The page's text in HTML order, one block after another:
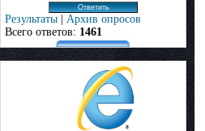
Результаты | Архив опросов
Всего ответов: 1461